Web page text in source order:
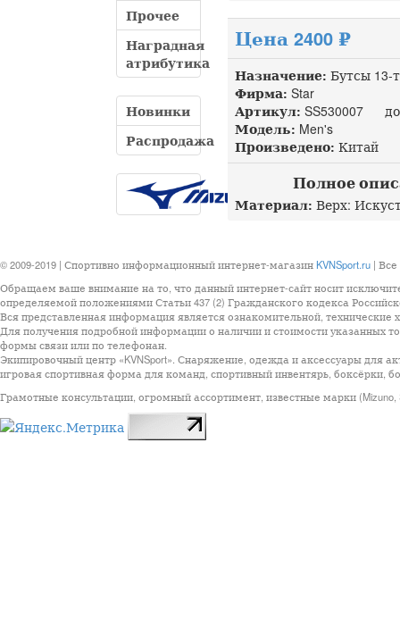
Прочее
Наградная
атрибутика
Новинки
Распродажа
Цена 2400 ₽
Назначение: Бутсы 13-
Фирма: Star
Артикул: SS530007
Модель: Men's
Произведено: Китай
Полное
Материал: Верх:
© 2009-2019 | Спортивно информационный интернет-магазин KVNSport.ru |
Обращаем ваше внимание на то, что данный интернет-сайт носит
определяемой положениями Статьи 437 (2) Гражданского кодекса
Вся представленная информация является ознакомительной, технические
Для получения подробной информации о наличии и стоимости указанных
формы связи или по телефонан.
Экипировочный центр «KVNSport». Снаряжение, одежда и аксессуары для
игровая спортивная форма для команд, спортивный инвентярь, боксёрки,
Грамотные консультации, огромный ассортимент, известные марки (Mizuno,